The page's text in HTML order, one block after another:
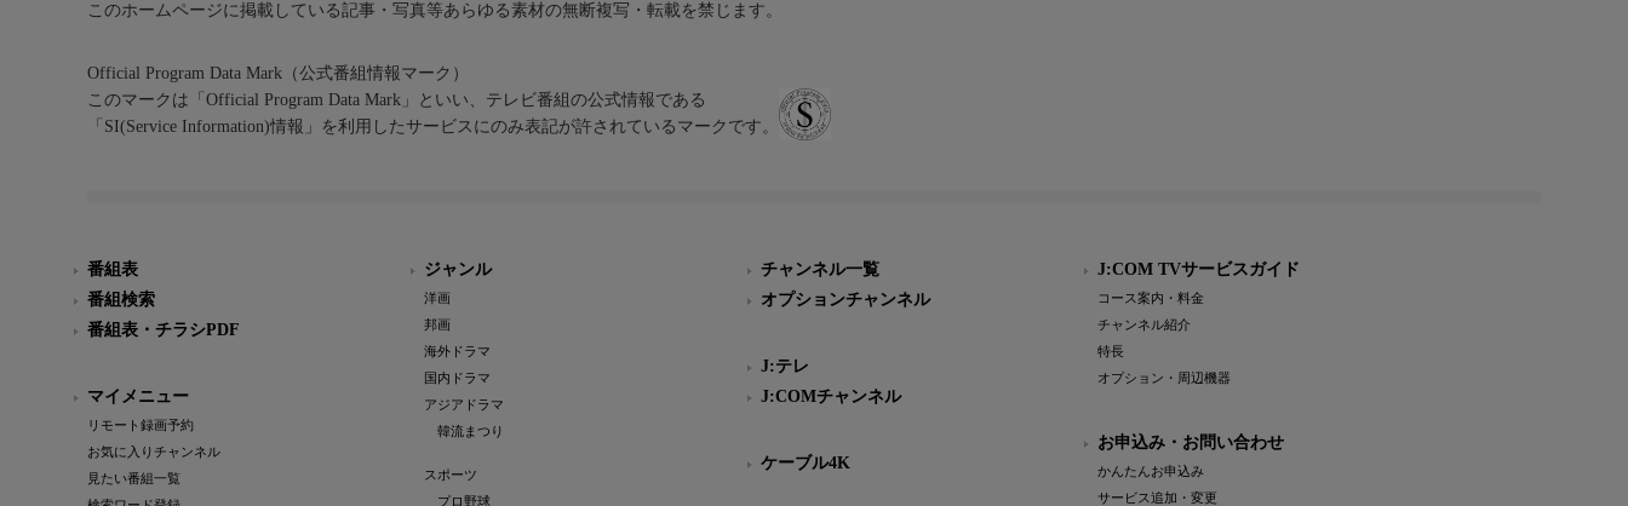
このホームページに掲載している記事・写真等あらゆる素材の無断複写・転載を禁じます。
Official Program Data Mark（公式番組情報マーク）
このマークは「Official Program Data Mark」といい、テレビ番組の公式情報である
「SI(Service Information)情報」を利用したサービスにのみ表記が許されているマークです。
番組表
番組検索
番組表・チラシPDF
マイメニュー
リモート録画予約
お気に入りチャンネル
見たい番組一覧
ジャンル
洋画
邦画
海外ドラマ
国内ドラマ
アジアドラマ
韓流まつり
スポーツ
プロ野球
チャンネル一覧
オプションチャンネル
J:テレ
J:COMチャンネル
ケーブル4K
J:COM TVサービスガイド
コース案内・料金
チャンネル紹介
特長
オプション・周辺機器
お申込み・お問い合わせ
かんたんお申込み
サービス追加・変更